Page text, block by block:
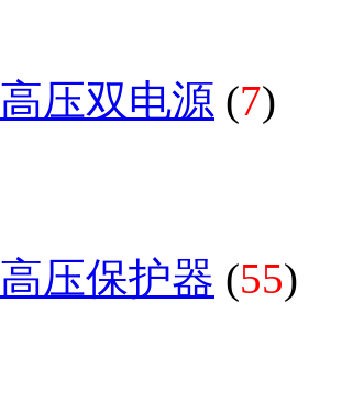
高压双电源 (7)
高压保护器 (55)